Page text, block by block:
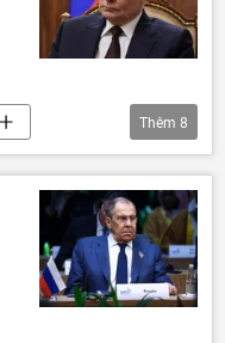
Thêm 8